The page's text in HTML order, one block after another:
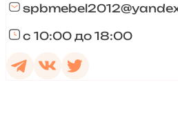
с 10:00 до 18:00